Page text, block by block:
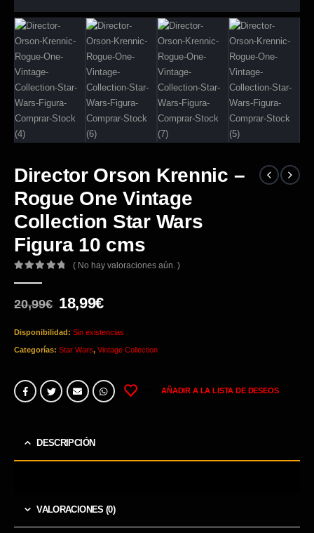
Director Orson Krennic –
Rogue One Vintage
Collection Star Wars
Figura 10 cms
( No hay valoraciones aún. )
20,99€ El
original
era:
18,99€El
actual
es:
Disponibilidad: Sin existencias
Categorías: Star Wars, Vintage Collection
AÑADIR A LA LISTA DE DESEOS
DESCRIPCIÓN
VALORACIONES (0)